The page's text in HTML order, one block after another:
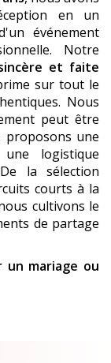
en un
événement
Notre
et faite
sur tout le
Nous
peut être
proposons une
logistique
la sélection
courts à la
cultivons le
de partage
mariage ou